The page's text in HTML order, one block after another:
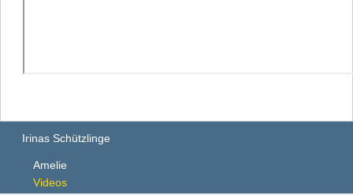
Irinas Schützlinge
Amelie
Videos